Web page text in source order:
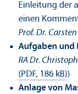
Einleitung der
einen
Prof. Dr.
Aufgaben und
RA Dr.
(PDF, 186 kB))
Anlage von